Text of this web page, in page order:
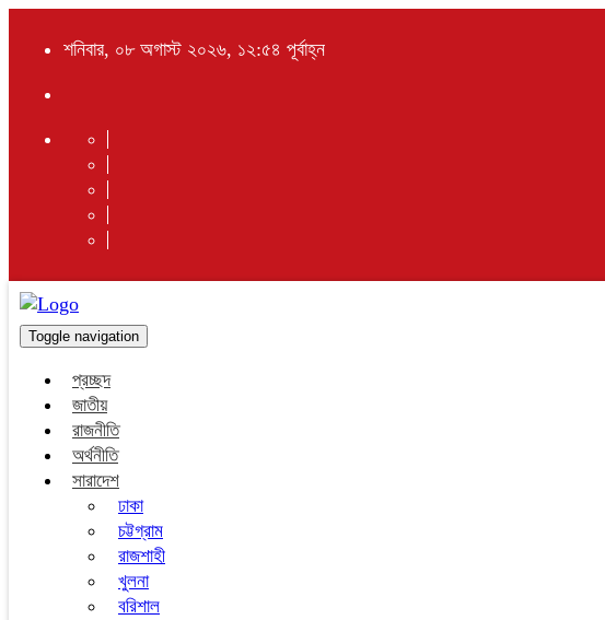
শনিবার, ০৮ অগাস্ট ২০২৬, ১২:৫৪ পূর্বাহ্ন
Toggle navigation
প্রচ্ছদ
জাতীয়
রাজনীতি
অর্থনীতি
সারাদেশ
ঢাকা
চট্টগ্রাম
রাজশাহী
খুলনা
বরিশাল